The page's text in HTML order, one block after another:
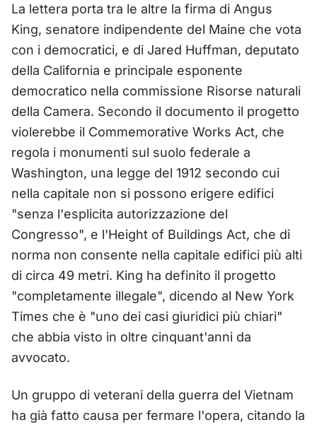
La lettera porta tra le altre la firma di Angus
King, senatore indipendente del Maine che vota
con i democratici, e di Jared Huffman, deputato
della California e principale esponente
democratico nella commissione Risorse naturali
della Camera. Secondo il documento il progetto
violerebbe il Commemorative Works Act, che
regola i monumenti sul suolo federale a
Washington, una legge del 1912 secondo cui
nella capitale non si possono erigere edifici
"senza l'esplicita autorizzazione del
Congresso", e l'Height of Buildings Act, che di
norma non consente nella capitale edifici più alti
di circa 49 metri. King ha definito il progetto
"completamente illegale", dicendo al New York
Times che è "uno dei casi giuridici più chiari"
che abbia visto in oltre cinquant'anni da
avvocato.
Un gruppo di veterani della guerra del Vietnam
ha già fatto causa per fermare l'opera, citando la